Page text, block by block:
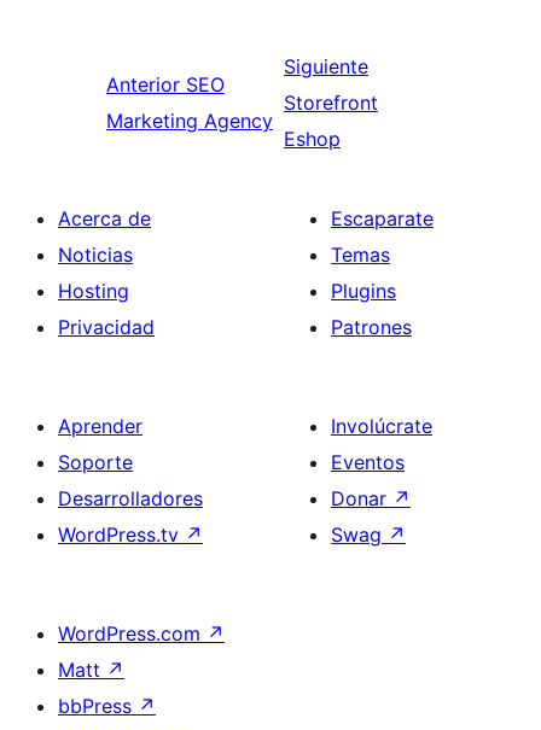
Anterior SEO
Marketing Agency
Siguiente
Storefront
Eshop
Acerca de
Noticias
Hosting
Privacidad
Escaparate
Temas
Plugins
Patrones
Aprender
Soporte
Desarrolladores
WordPress.tv ↗
Involúcrate
Eventos
Donar ↗
Swag ↗
WordPress.com ↗
Matt ↗
bbPress ↗